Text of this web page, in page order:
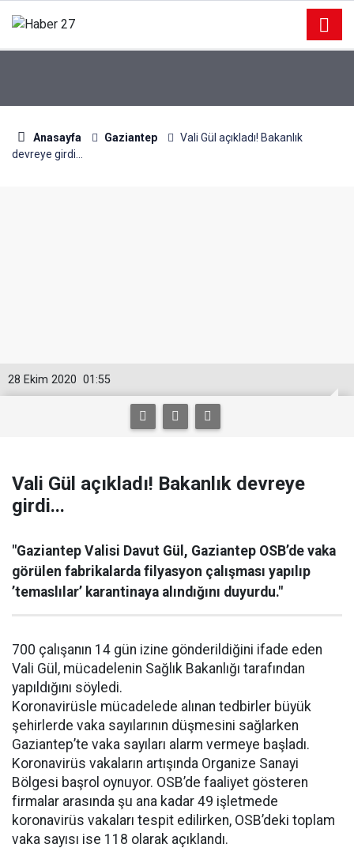
Anasayfa Gaziantep
Vali Gül açıkladı! Bakanlık
devreye girdi...
01:55
28 Ekim 2020
Vali Gül açıkladı! Bakanlık devreye
girdi...
"Gaziantep Valisi Davut Gül, Gaziantep OSB’de vaka
görülen fabrikalarda filyasyon çalışması yapılıp
’temaslılar’ karantinaya alındığını duyurdu."
700 çalışanın 14 gün izine gönderildiğini ifade eden
Vali Gül, mücadelenin Sağlık Bakanlığı tarafından
yapıldığını söyledi.
Koronavirüsle mücadelede alınan tedbirler büyük
şehirlerde vaka sayılarının düşmesini sağlarken
Gaziantep’te vaka sayıları alarm vermeye başladı.
Koronavirüs vakaların artışında Organize Sanayi
Bölgesi başrol oynuyor. OSB’de faaliyet gösteren
firmalar arasında şu ana kadar 49 işletmede
koronavirüs vakaları tespit edilirken, OSB’deki toplam
vaka sayısı ise 118 olarak açıklandı.